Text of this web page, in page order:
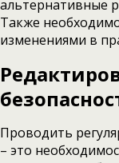
альтернативные
Также
изменениями в
Проводить
– это